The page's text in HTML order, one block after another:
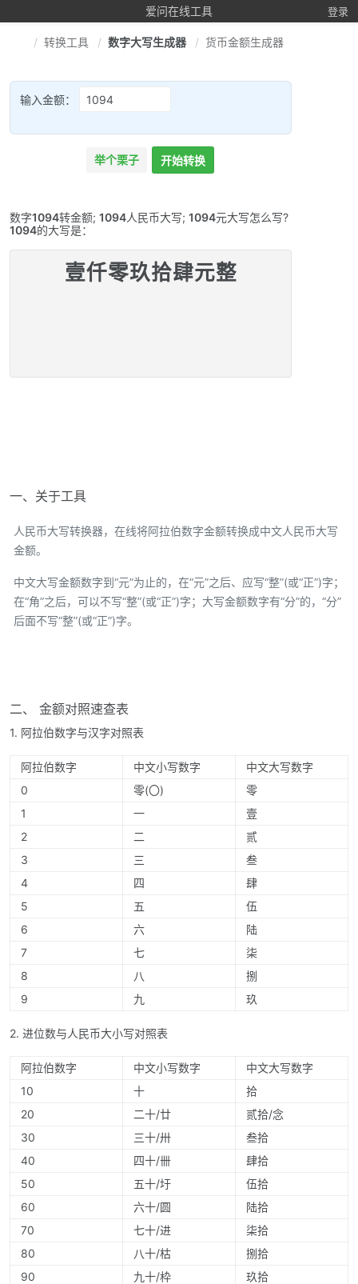
爱问在线工具 登录
转换工具 数字大写生成器 货币金额生成器
输入金额：
举个栗子 开始转换
数字1094转金额; 1094人民币大写; 1094元大写怎么写?
1094的大写是：
壹仟零玖拾肆元整
一、关于工具
人民币大写转换器，在线将阿拉伯数字金额转换成中文人民币大写
金额。
中文大写金额数字到“元”为止的，在“元”之后、应写“整”(或“正”)字；
在“角”之后，可以不写“整”(或“正”)字；大写金额数字有“分”的，“分”
后面不写“整”(或“正”)字。
二、 金额对照速查表
1. 阿拉伯数字与汉字对照表
阿拉伯数字 中文小写数字
中文大写数字
0
零(〇)
零
1
一
壹
2
二
贰
3
三
叁
4
四
肆
5
五
伍
6
六
陆
7
七
柒
8
八
捌
9
九 玖
2. 进位数与人民币大小写对照表
阿拉伯数字 中文小写数字
中文大写数字
10
十
拾
20
二十/廿
贰拾/念
30
三十/卅
叁拾
40
四十/卌
肆拾
50
五十/圩
伍拾
60
六十/圆
陆拾
70
七十/进
柒拾
80
八十/枯
捌拾
90
九十/枠
玖拾